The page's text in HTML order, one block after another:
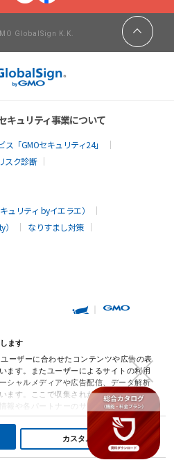
ます
ーザーに合わせたコンテンツや広告の表
ます。またユーザーによるサイトの利用
シャルメディアや広告配信、データ解析
ます。ここで収集された情報は、ユーザ
報や各パートナーのサービスを使用した
、各パートナーによって使用されること
詳細を表示
カスタム化
GlobalSign K.K.
キュリティ事業について
「GMOセキュリティ24」
スク診断
ュリティ byイエラエ）
なりすまし対策
無料診断